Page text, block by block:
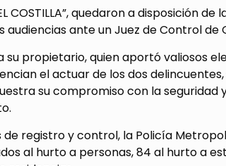
COSTILLA”, quedaron a disposición
audiencias ante un Juez de Control de
propietario, quien aportó valiosos
el actuar de los dos
su compromiso con la seguridad
registro y control, la Policía
al hurto a personas, 84 al hurto a